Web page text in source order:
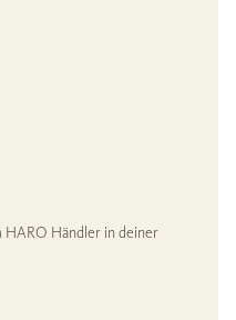
HARO Händler in deiner